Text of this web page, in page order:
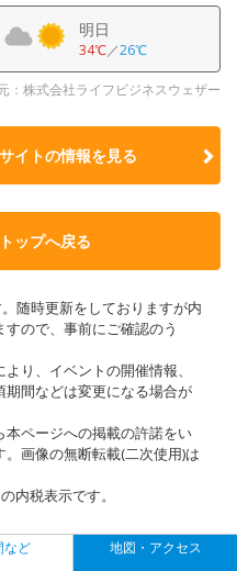
明日
34℃／26℃
：株式会社ライフビジネスウェザー
イトの情報を見る
ップへ戻る
随時更新をしておりますが内
ので、事前にご確認のう
り、イベントの開催情報、
間などは変更になる場合が
ページへの掲載の許諾をい
画像の無断転載(二次使用)は
内税表示です。
など 地図・アクセス